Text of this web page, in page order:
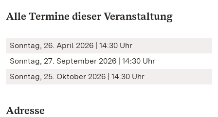
Alle Termine dieser Veranstaltung
Sonntag, 26. April 2026 | 14:30 Uhr
Sonntag, 27. September 2026 | 14:30 Uhr
Sonntag, 25. Oktober 2026 | 14:30 Uhr
Adresse